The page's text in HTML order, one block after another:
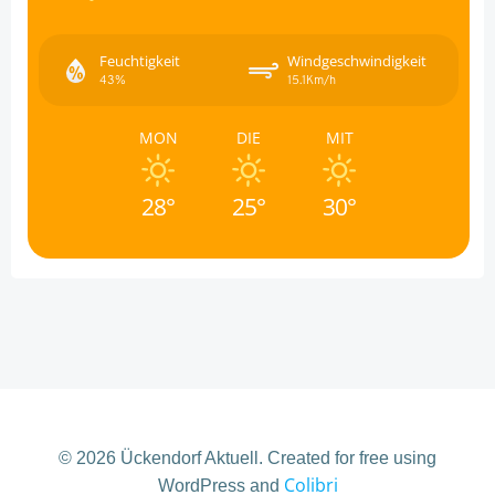
Feuchtigkeit
43%
Windgeschwindigkeit
15.1Km/h
MON
28°
DIE
25°
MIT
30°
© 2026 Ückendorf Aktuell. Created for free using
WordPress and Colibri